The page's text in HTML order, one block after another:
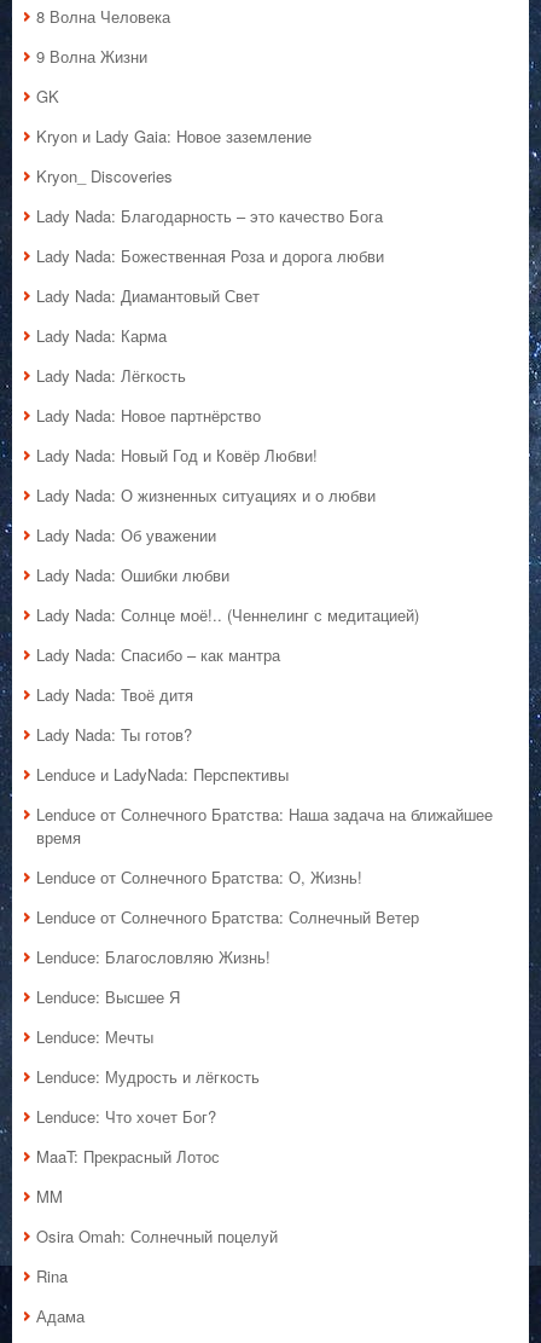
8 Волна Человека
9 Волна Жизни
GK
Kryon и Lady Gaia: Новое заземление
Kryon_ Discoveries
Lady Nada: Благодарность – это качество Бога
Lady Nada: Божественная Роза и дорога любви
Lady Nada: Диамантовый Свет
Lady Nada: Карма
Lady Nada: Лёгкость
Lady Nada: Новое партнёрство
Lady Nada: Новый Год и Ковёр Любви!
Lady Nada: О жизненных ситуациях и о любви
Lady Nada: Об уважении
Lady Nada: Ошибки любви
Lady Nada: Солнце моё!.. (Ченнелинг с медитацией)
Lady Nada: Спасибо – как мантра
Lady Nada: Твоё дитя
Lady Nada: Ты готов?
Lenduce и LadyNada: Перспективы
Lenduce от Солнечного Братства: Наша задача на ближайшее
время
Lenduce от Солнечного Братства: О, Жизнь!
Lenduce от Солнечного Братства: Солнечный Ветер
Lenduce: Благословляю Жизнь!
Lenduce: Высшее Я
Lenduce: Мечты
Lenduce: Мудрость и лёгкость
Lenduce: Что хочет Бог?
MaaT: Прекрасный Лотос
MM
Osira Omah: Солнечный поцелуй
Rina
Адама